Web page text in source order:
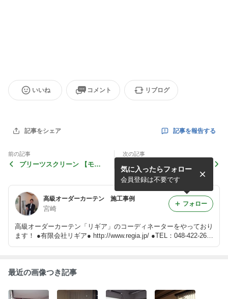
いいね コメント リブログ
記事をシェア 記事を報告する
前の記事
プリーツスクリーン 【モル
次の記事
オーダーカーテン【クリエー
ションバウマン】 ●No11122
2
高級オーダーカーテン 施工事例
宮崎
高級オーダーカーテン「リギア」のコーディネーターをやっており
ます！ ●有限会社リギア● http://www.regia.jp/ ●TEL：048-422-269
1 ●FREE CALL：0120-597-739 ​ ご興味を持っていただいた方は、
気に入ったらフォロー
会員登録は不要です
フォロー
最近の画像つき記事